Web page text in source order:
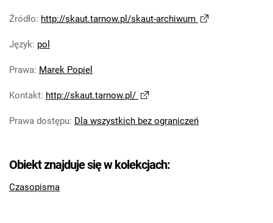
Źródło: http://skaut.tarnow.pl/skaut-archiwum
Język: pol
Prawa: Marek Popiel
Kontakt: http://skaut.tarnow.pl/
Prawa dostępu: Dla wszystkich bez ograniczeń
Obiekt znajduje się w kolekcjach:
Czasopisma